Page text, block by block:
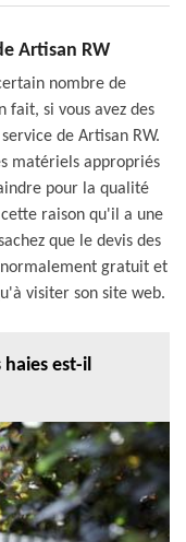
Artisan RW
nombre de
fait, si vous avez des
de Artisan RW.
matériels appropriés
pour la qualité
raison qu'il a une
que le devis des
gratuit et
visiter son site web.
est-il